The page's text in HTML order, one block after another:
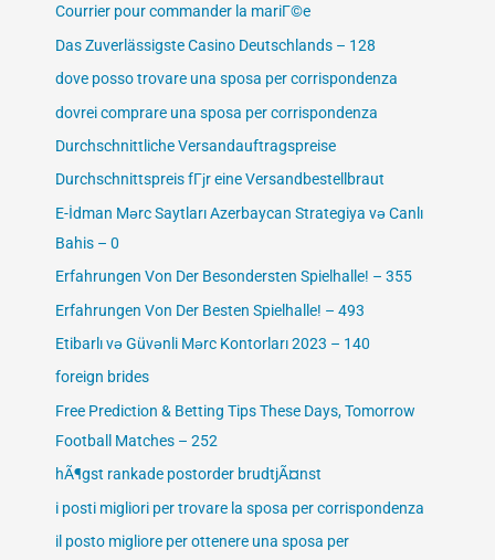
Courrier pour commander la mariГ©e
Das Zuverlässigste Casino Deutschlands – 128
dove posso trovare una sposa per corrispondenza
dovrei comprare una sposa per corrispondenza
Durchschnittliche Versandauftragspreise
Durchschnittspreis fГјr eine Versandbestellbraut
E-İdman Mərc Saytları Azerbaycan Strategiya və Canlı
Bahis – 0
Erfahrungen Von Der Besondersten Spielhalle! – 355
Erfahrungen Von Der Besten Spielhalle! – 493
Etibarlı və Güvənli Mərc Kontorları 2023 – 140
foreign brides
Free Prediction & Betting Tips These Days, Tomorrow
Football Matches – 252
hÃ¶gst rankade postorder brudtjÃ¤nst
i posti migliori per trovare la sposa per corrispondenza
il posto migliore per ottenere una sposa per